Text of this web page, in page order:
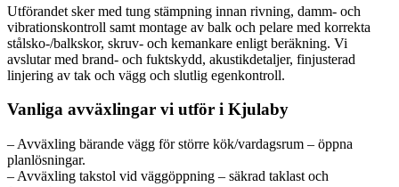
Utförandet sker med tung stämpning innan rivning, damm- och
vibrationskontroll samt montage av balk och pelare med korrekta
stålsko-/balkskor, skruv- och kemankare enligt beräkning. Vi
avslutar med brand- och fuktskydd, akustikdetaljer, finjusterad
linjering av tak och vägg och slutlig egenkontroll.
Vanliga avväxlingar vi utför i Kjulaby
– Avväxling bärande vägg för större kök/vardagsrum – öppna
planlösningar.
– Avväxling takstol vid väggöppning – säkrad taklast och